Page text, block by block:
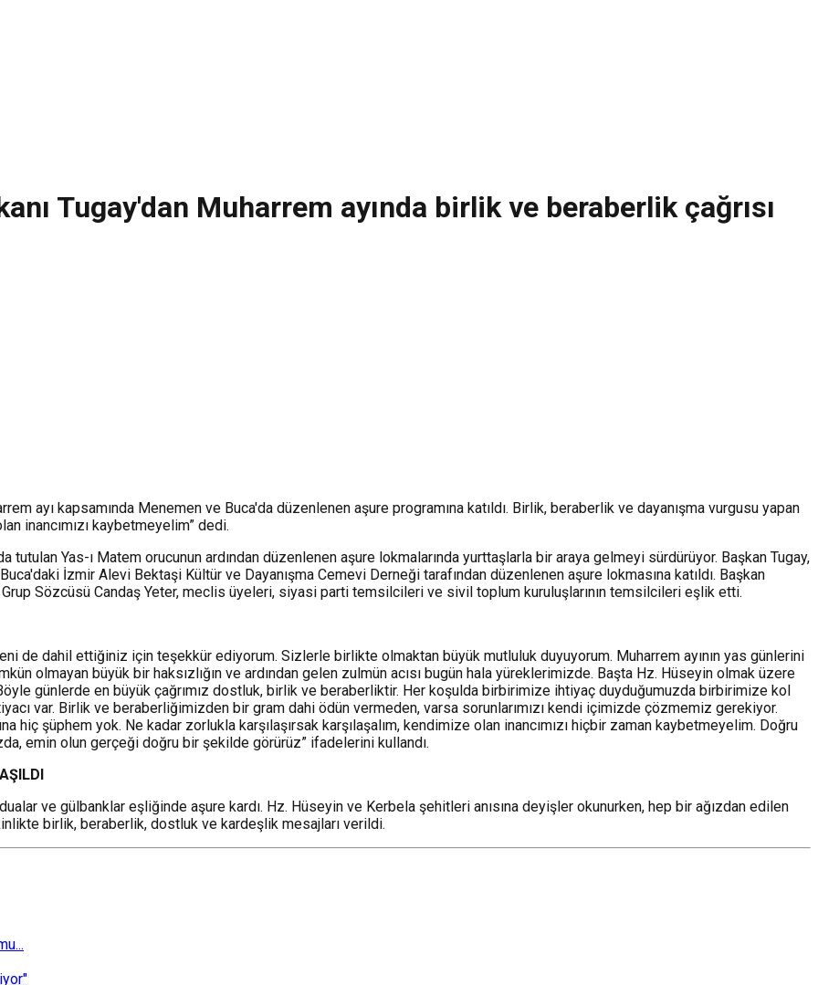
Tugay'dan Muharrem ayında birlik ve beraberlik çağrısı
ayı kapsamında Menemen ve Buca'da düzenlenen aşure programına katıldı. Birlik, beraberlik ve dayanışma vurgusu yapan
inancımızı kaybetmeyelim” dedi.
tutulan Yas-ı Matem orucunun ardından düzenlenen aşure lokmalarında yurttaşlarla bir araya gelmeyi sürdürüyor. Başkan Tugay,
İzmir Alevi Bektaşi Kültür ve Dayanışma Cemevi Derneği tarafından düzenlenen aşure lokmasına katıldı. Başkan
Sözcüsü Candaş Yeter, meclis üyeleri, siyasi parti temsilcileri ve sivil toplum kuruluşlarının temsilcileri eşlik etti.
de dahil ettiğiniz için teşekkür ediyorum. Sizlerle birlikte olmaktan büyük mutluluk duyuyorum. Muharrem ayının yas günlerini
olmayan büyük bir haksızlığın ve ardından gelen zulmün acısı bugün hala yüreklerimizde. Başta Hz. Hüseyin olmak üzere
Böyle günlerde en büyük çağrımız dostluk, birlik ve beraberliktir. Her koşulda birbirimize ihtiyaç duyduğumuzda birbirimize kol
var. Birlik ve beraberliğimizden bir gram dahi ödün vermeden, varsa sorunlarımızı kendi içimizde çözmemiz gerekiyor.
hiç şüphem yok. Ne kadar zorlukla karşılaşırsak karşılaşalım, kendimize olan inancımızı hiçbir zaman kaybetmeyelim. Doğru
emin olun gerçeği doğru bir şekilde görürüz” ifadelerini kullandı.
ve gülbanklar eşliğinde aşure kardı. Hz. Hüseyin ve Kerbela şehitleri anısına deyişler okunurken, hep bir ağızdan edilen
birlik, beraberlik, dostluk ve kardeşlik mesajları verildi.